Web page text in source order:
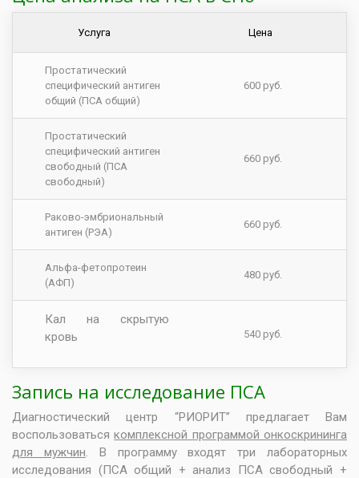
Услуга Цена
Простатический
специфический антиген
общий (ПСА общий)
600 руб.
Простатический
специфический антиген
свободный (ПСА
свободный)
660 руб.
Раково-эмбриональный
антиген (РЭА)
660 руб.
Альфа-фетопротеин
(АФП)
480 руб.
Кал на скрытую
кровь
540 руб.
Запись на исследование ПСА
Диагностический центр “РИОРИТ” предлагает Вам
воспользоватьсякомплексной программой онкоскрининга
для мужчин. В программу входят три лабораторных
исследования (ПСА общий + анализ ПСА свободный +